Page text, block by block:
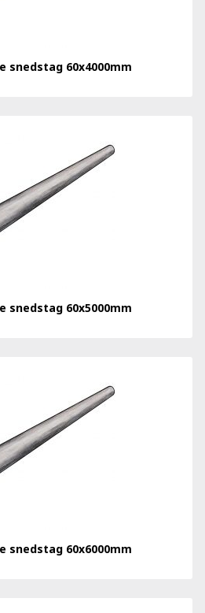
snedstag 60x4000mm
snedstag 60x5000mm
snedstag 60x6000mm